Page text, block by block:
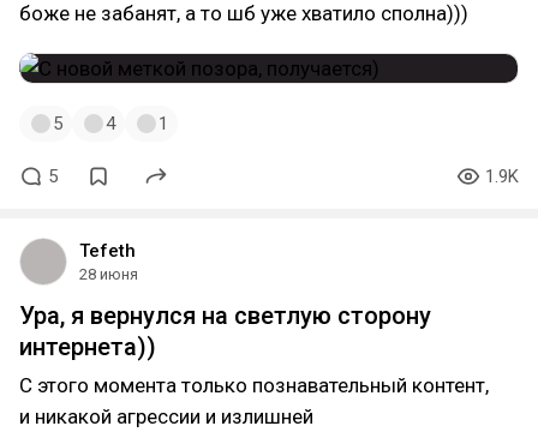
боже не забанят, а то шб уже хватило сполна)))
5 4 1
5 1.9K
Tefeth
28 июня
Ура, я вернулся на светлую сторону
интернета))
С этого момента только познавательный контент,
и никакой агрессии и излишней